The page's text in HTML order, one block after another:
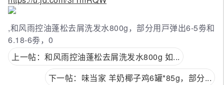
,和风雨控油蓬松去屑洗发水800g，部分用戸弹出6-5劵和
6.18-6劵，0
上一帖：和风雨控油蓬松去屑洗发水800g 如...
下一帖：味当家 羊奶椰子鸡6罐*85g，部分...